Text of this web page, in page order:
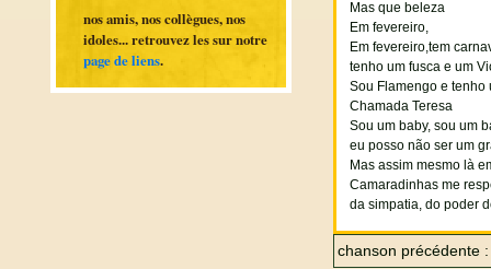
Mas que beleza
Em fevereiro,
Em fevereiro,tem
tenho um fusca e um
Sou Flamengo e tenho
Chamada Teresa
Sou um baby, sou um
eu posso não ser um
Mas assim mesmo là
Camaradinhas me
da simpatia, do poder
chanson précédente
nos amis, nos collègues, nos
idoles... retrouvez les sur notre
page de liens.